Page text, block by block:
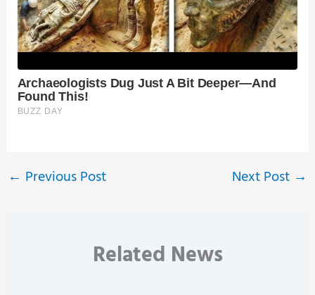
← Previous Post Next Post →
Related News